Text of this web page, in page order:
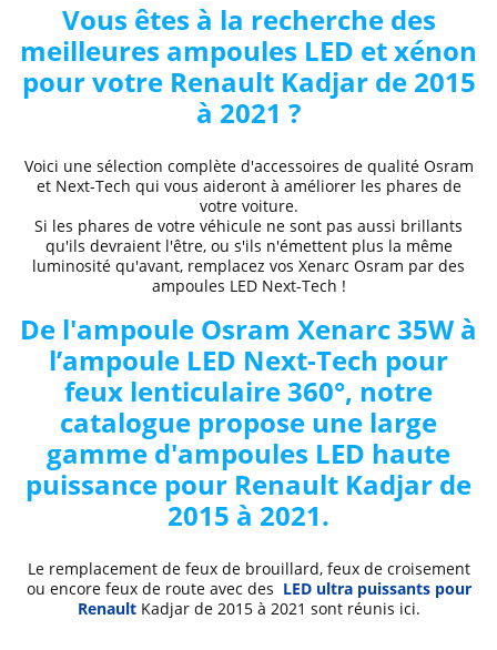
Vous êtes à la recherche des
meilleures ampoules LED et xénon
pour votre Renault Kadjar de 2015
à 2021 ?
Voici une sélection complète d'accessoires de qualité Osram
et Next-Tech qui vous aideront à améliorer les phares de
votre voiture.
Si les phares de votre véhicule ne sont pas aussi brillants
qu'ils devraient l'être, ou s'ils n'émettent plus la même
luminosité qu'avant, remplacez vos Xenarc Osram par des
ampoules LED Next-Tech !
De l'ampoule Osram Xenarc 35W à
l’ampoule LED Next-Tech pour
feux lenticulaire 360°, notre
catalogue propose une large
gamme d'ampoules LED haute
puissance pour Renault Kadjar de
2015 à 2021.
Le remplacement de feux de brouillard, feux de croisement
ou encore feux de route avec des LED ultra puissants pour
Renault Kadjar de 2015 à 2021 sont réunis ici.